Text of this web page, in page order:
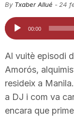
u
t
a
By Txaber Allué - 24
Reproductor
d'àudio
00:00
Al vuitè episodi
Amorós,
resideix a
a DJ i com va
encara que